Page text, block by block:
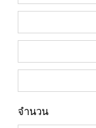
จำนวน